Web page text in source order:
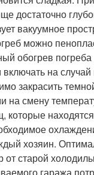
достаточно
вакуумное
можно
обогрев
на
закрасить
на смену
которые
хозяин.
старой